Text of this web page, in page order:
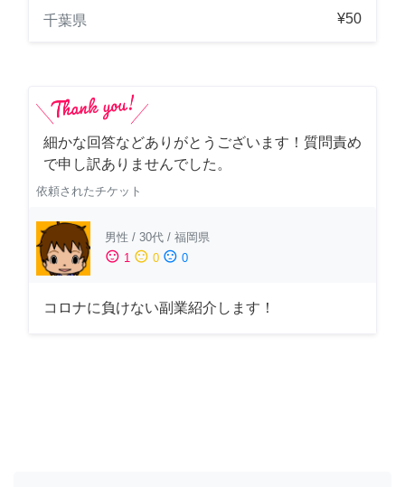
千葉県
¥50
細かな回答などありがとうございます！質問責め
で申し訳ありませんでした。
依頼されたチケット
男性 / 30代 / 福岡県
sentiment_satisfied 1 sentiment_neutral 0 sentiment_dissatisfied 0
コロナに負けない副業紹介します！